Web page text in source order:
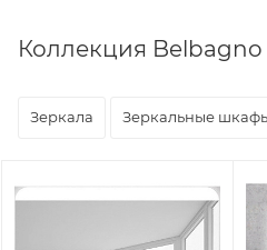
Коллекция Belbagno
Зеркала Зеркальные